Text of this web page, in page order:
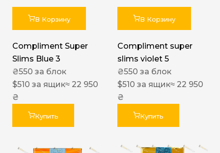
В Корзину
Compliment Super
Slims Blue 3
₴550 за блок
$510 за ящик≈ 22 950
₴
Купить
В Корзину
Compliment super
slims violet 5
₴550 за блок
$510 за ящик≈ 22 950
₴
Купить